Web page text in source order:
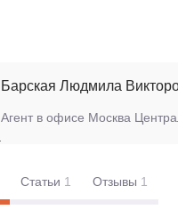
Барская Людмила
Агент в офисе Москва
Статьи 1 Отзывы 1